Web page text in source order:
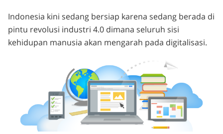
Indonesia kini sedang bersiap karena sedang berada di
pintu revolusi industri 4.0 dimana seluruh sisi
kehidupan manusia akan mengarah pada digitalisasi.